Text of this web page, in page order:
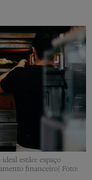
estão: espaço
financeiro| Foto: